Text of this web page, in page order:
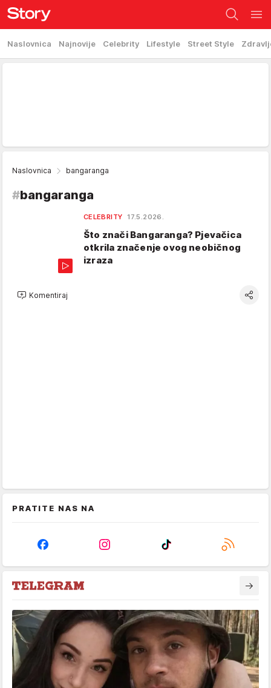
Naslovnica Najnovije Celebrity Lifestyle Street Style
Naslovnica bangaranga
#bangaranga
CELEBRITY 17.5.2026.
Što znači Bangaranga? Pjevačica
otkrila značenje ovog neobičnog
izraza
Komentiraj
PRATITE NAS NA